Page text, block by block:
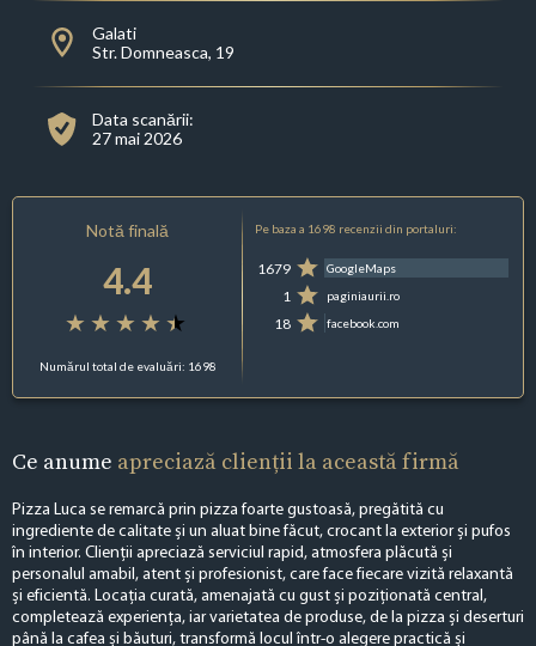
Galati
Str. Domneasca, 19
Data scanării:
27 mai 2026
Notă finală
4.4
Numărul total de evaluări: 1698
Pe baza a 1698 recenzii din portaluri:
1679 GoogleMaps
1 paginiaurii.ro
18 facebook.com
Ce anume apreciază clienții la această firmă
Pizza Luca se remarcă prin pizza foarte gustoasă, pregătită cu
ingrediente de calitate și un aluat bine făcut, crocant la exterior și pufos
în interior. Clienții apreciază serviciul rapid, atmosfera plăcută și
personalul amabil, atent și profesionist, care face fiecare vizită relaxantă
și eficientă. Locația curată, amenajată cu gust și poziționată central,
completează experiența, iar varietatea de produse, de la pizza și deserturi
până la cafea și băuturi, transformă locul într-o alegere practică și